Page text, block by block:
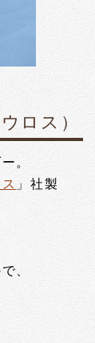
ロス）
。
」社製
、